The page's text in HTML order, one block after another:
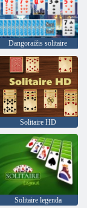
Dangoraižis solitaire
Solitaire HD
Solitaire legenda